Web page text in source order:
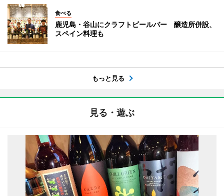
食べる
鹿児島・谷山にクラフトビールバー 醸造所併設、
スペイン料理も
もっと見る
見る・遊ぶ